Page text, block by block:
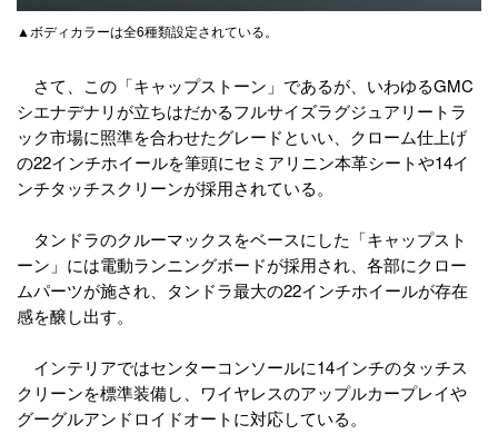
▲ボディカラーは全6種類設定されている。
さて、この「キャップストーン」であるが、いわゆるGMC
シエナデナリが立ちはだかるフルサイズラグジュアリートラ
ック市場に照準を合わせたグレードといい、クローム仕上げ
の22インチホイールを筆頭にセミアリニン本革シートや14イ
ンチタッチスクリーンが採用されている。
タンドラのクルーマックスをベースにした「キャップスト
ーン」には電動ランニングボードが採用され、各部にクロー
ムパーツが施され、タンドラ最大の22インチホイールが存在
感を醸し出す。
インテリアではセンターコンソールに14インチのタッチス
クリーンを標準装備し、ワイヤレスのアップルカープレイや
グーグルアンドロイドオートに対応している。